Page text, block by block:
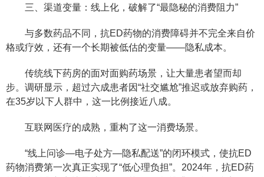
三、渠道变量：线上化，破解了“最隐秘的消费阻力”
与多数药品不同，抗ED药物的消费障碍并不完全来自价
格或疗效，还有一个长期被低估的变量——隐私成本。
传统线下药房的面对面购药场景，让大量患者望而却
步。调研显示，超过六成患者因“社交尴尬”推迟或放弃购药，
在35岁以下人群中，这一比例接近八成。
互联网医疗的成熟，重构了这一消费场景。
“线上问诊—电子处方—隐私配送”的闭环模式，使抗ED
药物消费第一次真正实现了“低心理负担”。2024年，抗ED药